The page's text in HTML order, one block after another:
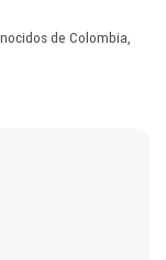
de Colombia,